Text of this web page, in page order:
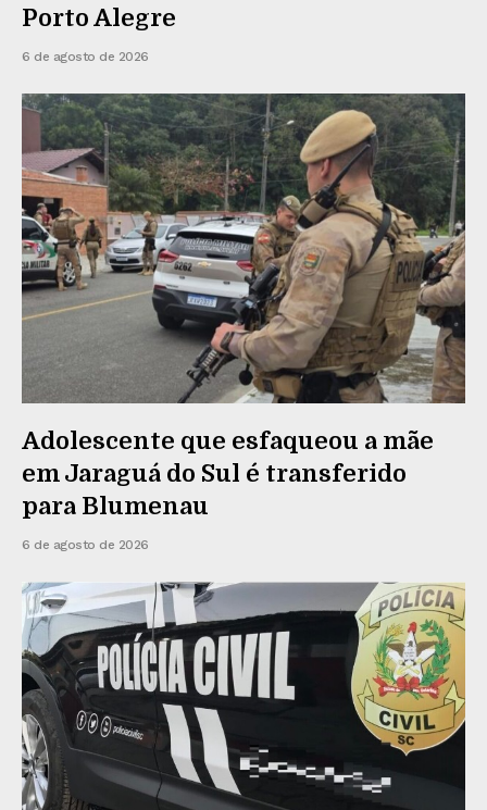
Porto Alegre
6 de agosto de 2026
Adolescente que esfaqueou a mãe
em Jaraguá do Sul é transferido
para Blumenau
6 de agosto de 2026